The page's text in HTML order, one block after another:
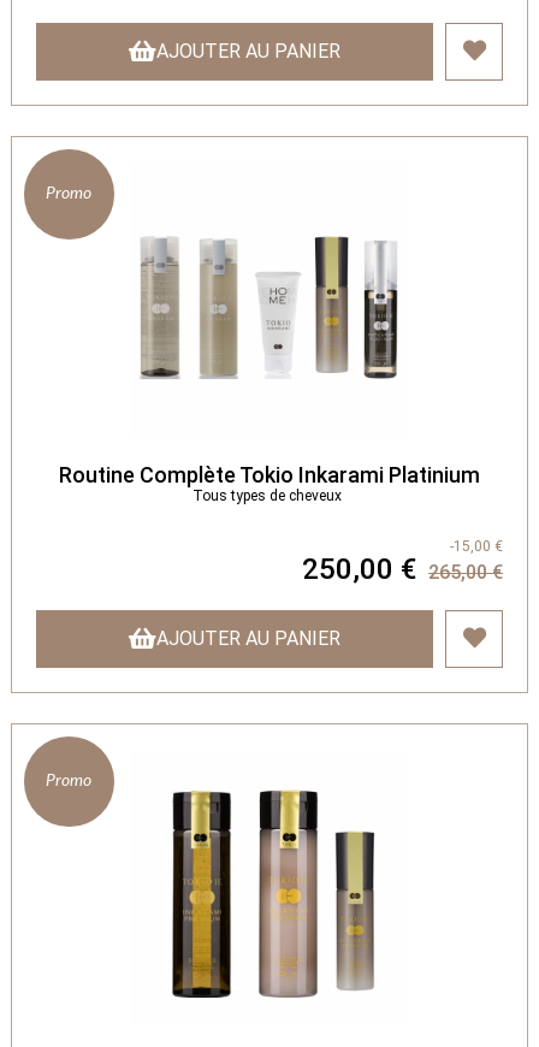
AJOUTER AU PANIER
Routine Complète Tokio Inkarami Platinium
Tous types de cheveux
250,00 € 265,00 €
-15,00 €
AJOUTER AU PANIER
Promo
Promo